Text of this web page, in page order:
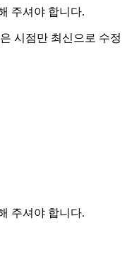
주셔야 합니다.
시점만 최신으로 수정
주셔야 합니다.